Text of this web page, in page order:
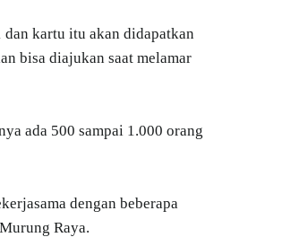
kartu itu akan didapatkan
bisa diajukan saat melamar
ada 500 sampai 1.000 orang
dengan beberapa
Raya.